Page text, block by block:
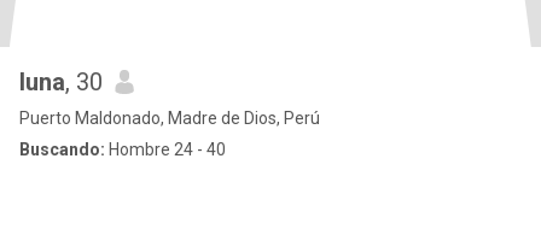
luna, 30
Puerto Maldonado, Madre de Dios, Perú
Buscando: Hombre 24 - 40